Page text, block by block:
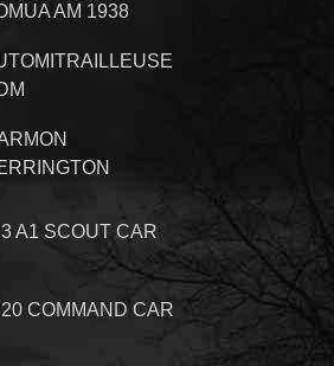
AM 1938
3 A1 SCOUT CAR
20 COMMAND CAR